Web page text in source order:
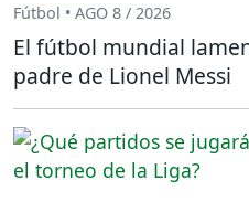
Fútbol • AGO 8 / 2026
El fútbol mundial
padre de Lionel Messi